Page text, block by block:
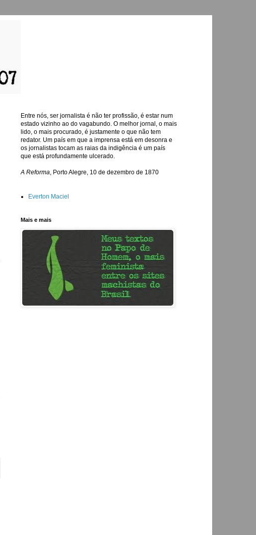
Entre nós, ser jornalista é não ter profissão, é estar num
estado vizinho ao do vagabundo. O melhor jornal, o mais
lido, o mais procurado, é justamente o que não tem
redator. Um país em que a imprensa está em desonra e
os jornalistas tocam as raias da indigência é um país
que está profundamente ulcerado.
A Reforma, Porto Alegre, 10 de dezembro de 1870
Everton Maciel
Mais e mais